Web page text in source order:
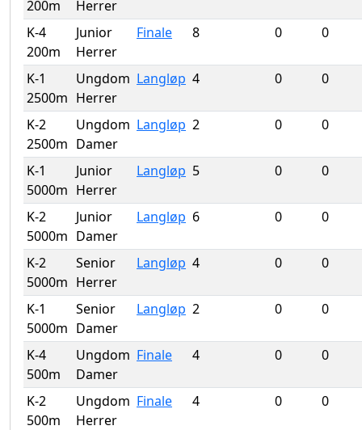
200m
Herrer
K-4
200m
Junior
Herrer
Finale 8 0 0
K-1
2500m
Ungdom
Herrer
Langløp 4 0 0
K-2
2500m
Ungdom
Damer
Langløp 2 0 0
K-1
5000m
Junior
Herrer
Langløp 5 0 0
K-2
5000m
Junior
Damer
Langløp 6 0 0
K-2
5000m
Senior
Herrer
Langløp 4 0 0
K-1
5000m
Senior
Damer
Langløp 2 0 0
K-4
500m
Ungdom
Damer
Finale 4 0 0
K-2
500m
Ungdom
Herrer
Finale 4 0 0